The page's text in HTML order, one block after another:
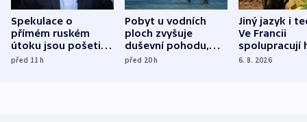
Spekulace o
přímém ruském
útoku jsou pošetilé,
míní estonský
před 11h
Pobyt u vodních
ploch zvyšuje
duševní pohodu,
ukázala
před 20h
Jiný jazyk i
Ve Francii
spolupracují
různých zemí
6. 8. 2026